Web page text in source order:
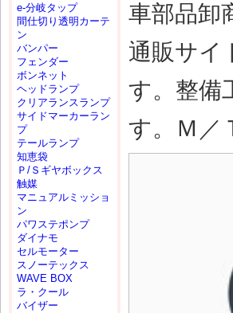
車部品卸
通販サイ
す。整備
す。Ｍ／
e-分岐タップ
間仕切り透明カーテ
ン
バンパー
フェンダー
ボンネット
ヘッドランプ
クリアランスランプ
サイドマーカーラン
プ
テールランプ
知恵袋
Ｐ/Ｓギヤボックス
触媒
マニュアルミッショ
ン
パワステポンプ
ダイナモ
セルモーター
スノーテックス
WAVE BOX
ラ・クール
バイザー